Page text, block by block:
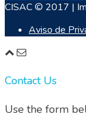
CISAC © 2017 |
Aviso de
Contact Us
Use the form